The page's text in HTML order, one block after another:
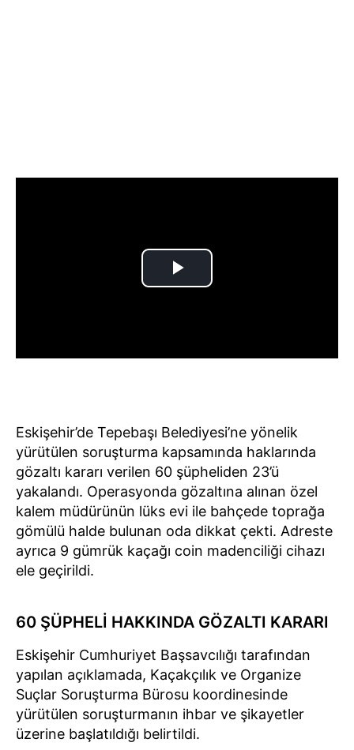
Eskişehir’de Tepebaşı Belediyesi’ne yönelik
yürütülen soruşturma kapsamında haklarında
gözaltı kararı verilen 60 şüpheliden 23’ü
yakalandı. Operasyonda gözaltına alınan özel
kalem müdürünün lüks evi ile bahçede toprağa
gömülü halde bulunan oda dikkat çekti. Adreste
ayrıca 9 gümrük kaçağı coin madenciliği cihazı
ele geçirildi.
60 ŞÜPHELİ HAKKINDA GÖZALTI KARARI
Eskişehir Cumhuriyet Başsavcılığı tarafından
yapılan açıklamada, Kaçakçılık ve Organize
Suçlar Soruşturma Bürosu koordinesinde
yürütülen soruşturmanın ihbar ve şikayetler
üzerine başlatıldığı belirtildi.